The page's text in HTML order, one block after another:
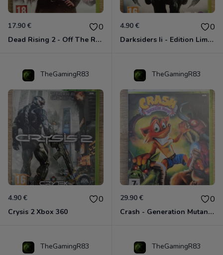
17.90 € 0
Dead Rising 2 - Off The Record Xbox 360
4.90 € 0
Darksiders Ii - Edition Limitée Xbox 360
TheGamingR83
4.90 € 0
Crysis 2 Xbox 360
TheGamingR83
29.90 € 0
Crash - Generation Mutant Xbox 360
TheGamingR83 TheGamingR83